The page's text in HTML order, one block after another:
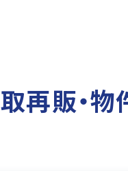
再販・